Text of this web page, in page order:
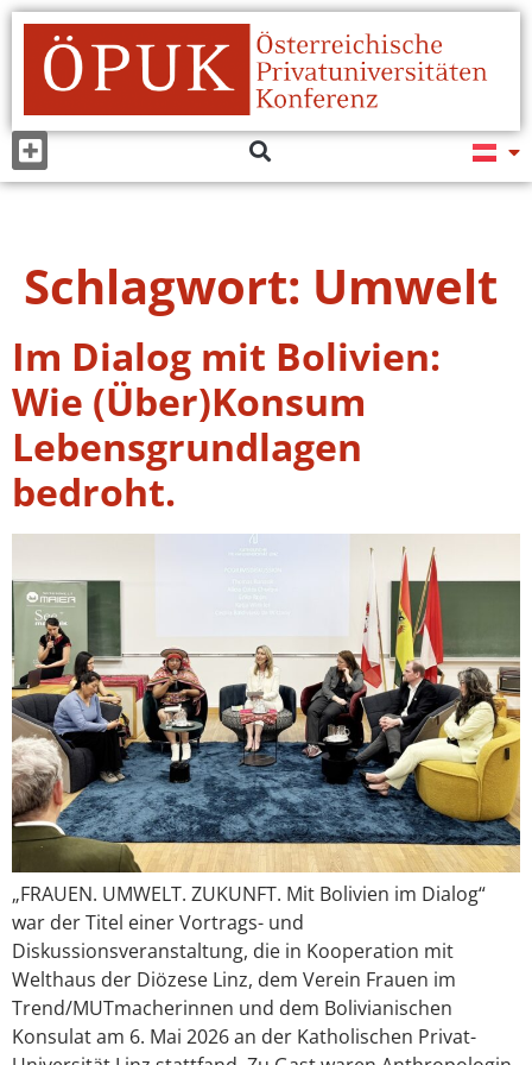
Schlagwort: Umwelt
Im Dialog mit Bolivien:
Wie (Über)Konsum
Lebensgrundlagen
bedroht.
„FRAUEN. UMWELT. ZUKUNFT. Mit Bolivien im Dialog“
war der Titel einer Vortrags- und
Diskussionsveranstaltung, die in Kooperation mit
Welthaus der Diözese Linz, dem Verein Frauen im
Trend/MUTmacherinnen und dem Bolivianischen
Konsulat am 6. Mai 2026 an der Katholischen Privat-